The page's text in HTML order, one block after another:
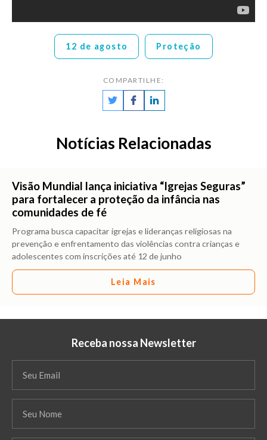
12 de agosto Proteção
COMPARTILHE:
Notícias Relacionadas
Visão Mundial lança iniciativa “Igrejas Seguras”
para fortalecer a proteção da infância nas
comunidades de fé
Programa busca capacitar igrejas e lideranças religiosas na
prevenção e enfrentamento das violências contra crianças e
adolescentes com inscrições até 12 de junho
Leia Mais
Receba nossa Newsletter